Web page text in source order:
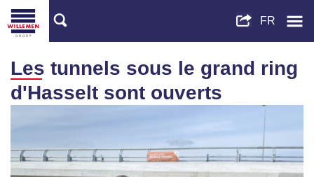
Les tunnels sous le grand ring
d'Hasselt sont ouverts